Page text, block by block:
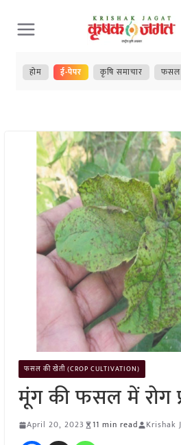
Skip
to
content
होम ई-पेपर कृषि समाचार फसल
फसल की खेती (CROP CULTIVATION)
मूंग की फसल में रोग
April 20, 2023 11 min read Krishak